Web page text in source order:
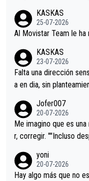
KASKAS
25-07-2026
Al Movistar Team le ha
KASKAS
23-07-2026
Falta una dirección
a en dia, sin
Minguez, Velez etc
tristes sin victorias.
Jofer007
20-07-2026
Me imagino que es
r, corregir. ""Incluso
permaneció pegado a
a que era capaz de
yoni
20-07-2026
Hay algo más que no